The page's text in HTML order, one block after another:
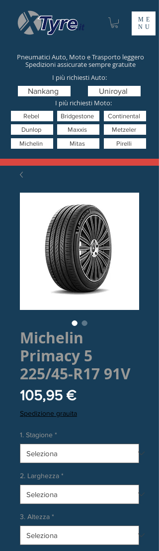
ME
NU
Pneumatici Auto, Moto e Trasporto leggero
Spedizioni assicurate sempre gratuite
I più richiesti Moto:
Mitas
Nankang
Pirelli
Uniroyal
Metzeler
Dunlop
Bridgestone Continental
Michelin
Rebel
I più richiesti Auto:
Maxxis
Michelin
Primacy 5
225/45-R17 91V
105,95 €Prezzo
Spedizione grauita
1. Stagione *
2. Larghezza *
3. Altezza *